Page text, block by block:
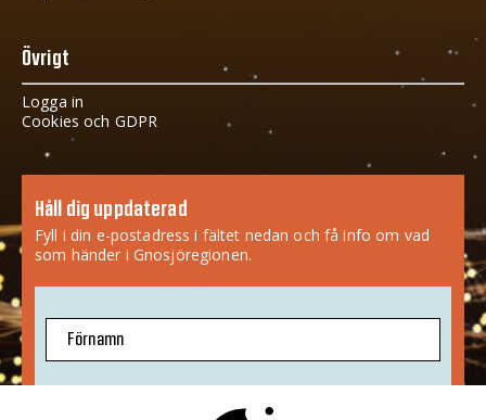
Övrigt
Logga in
Cookies och GDPR
Håll dig uppdaterad
Fyll i din e-postadress i fältet nedan och få info om vad
som händer i Gnosjöregionen.
Förnamn